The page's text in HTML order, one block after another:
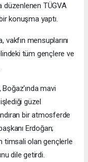
düzenlenen TÜGVA
konuşma yaptı.
mensuplarını
tüm gençlere ve
mavi
güzel
bir atmosferde
Erdoğan;
timsali olan gençlerle
dile getirdi.